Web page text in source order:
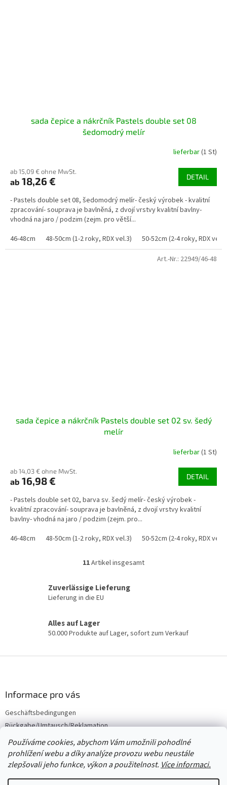
Používáme cookies, abychom Vám umožnili pohodlné
prohlížení webu a díky analýze provozu webu neustále
zlepšovali jeho funkce, výkon a použitelnost. Více informaci.
sada čepice a nákrčník Pastels double set 08
šedomodrý melír
lieferbar(1 St)
ab 15,09 € ohne MwSt.
ab 18,26 € DETAIL
- Pastels double set 08, šedomodrý melír- český výrobek - kvalitní
zpracování- souprava je bavlněná, z dvojí vrstvy kvalitní bavlny-
vhodná na jaro / podzim (zejm. pro větší...
46-48cm
48-50cm (1-2 roky, RDX vel.3) 50-52cm (2-4 roky, RDX vel.
sada čepice a nákrčník Pastels double set 02 sv. šedý
melír
lieferbar(1 St)
ab 14,03 € ohne MwSt.
ab 16,98 € DETAIL
- Pastels double set 02, barva sv. šedý melír- český výrobek -
kvalitní zpracování- souprava je bavlněná, z dvojí vrstvy kvalitní
bavlny- vhodná na jaro / podzim (zejm. pro...
46-48cm
48-50cm (1-2 roky, RDX vel.3) 50-52cm (2-4 roky, RDX vel.
Art.-Nr.: 22949/46-48
S
e
l
m
r
i
s
t
e
11Artikel insgesamt
Zuverlässige Lieferung
Lieferung in die EU
Alles auf Lager
50.000 Produkte auf Lager, sofort zum Verkauf
l
Informace pro vás
Geschäftsbedingungen
Rückgabe/Umtausch/Reklamation
Großhandel